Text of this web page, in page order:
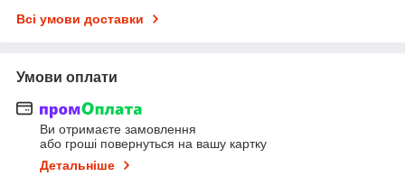
Всі умови доставки
Умови оплати
Ви отримаєте замовлення
або гроші повернуться на вашу картку
Детальніше